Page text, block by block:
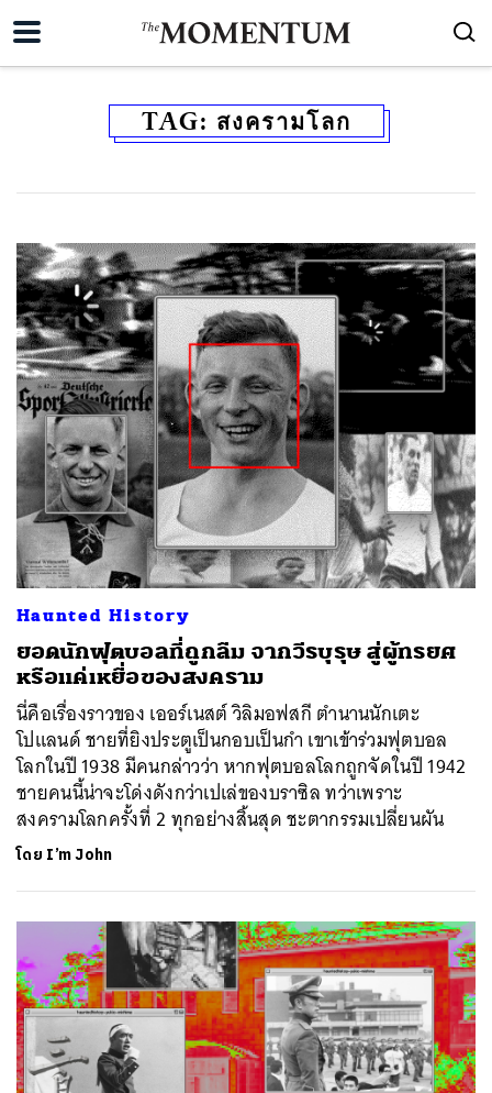
TAG: สงครามโลก
Haunted History
ยอดนักฟุตบอลที่ถูกลืม จากวีรบุรุษ สู่ผู้ทรยศ
หรือแค่เหยื่อของสงคราม
นี่คือเรื่องราวของ เออร์เนสต์ วิลิมอฟสกี ตำนานนักเตะ
โปแลนด์ ชายที่ยิงประตูเป็นกอบเป็นกำ เขาเข้าร่วมฟุตบอล
โลกในปี 1938 มีคนกล่าวว่า หากฟุตบอลโลกถูกจัดในปี 1942
ชายคนนี้น่าจะโด่งดังกว่าเปเล่ของบราซิล ทว่าเพราะ
สงครามโลกครั้งที่ 2 ทุกอย่างสิ้นสุด ชะตากรรมเปลี่ยนผัน
โดย I’m John